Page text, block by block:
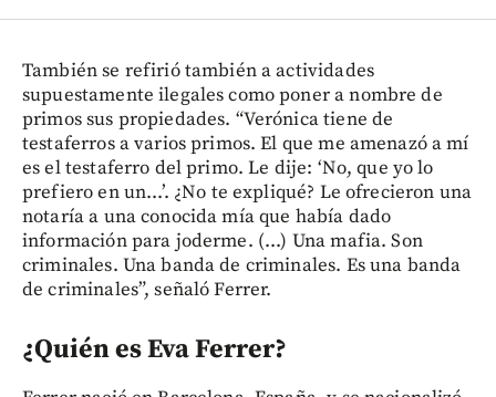
También se refirió también a actividades
supuestamente ilegales como poner a nombre de
primos sus propiedades. “Verónica tiene de
testaferros a varios primos. El que me amenazó a mí
es el testaferro del primo. Le dije: ‘No, que yo lo
prefiero en un...’. ¿No te expliqué? Le ofrecieron una
notaría a una conocida mía que había dado
información para joderme. (...) Una mafia. Son
criminales. Una banda de criminales. Es una banda
de criminales”, señaló Ferrer.
¿Quién es Eva Ferrer?